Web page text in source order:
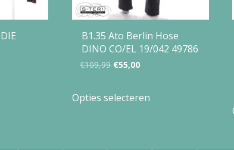
B1.35 Ato Berlin Hose
DINO CO/EL 19/042 49786
€109,99 Oorspronkelijke
was:
€55,00Huidige
is:
Opties selecteren